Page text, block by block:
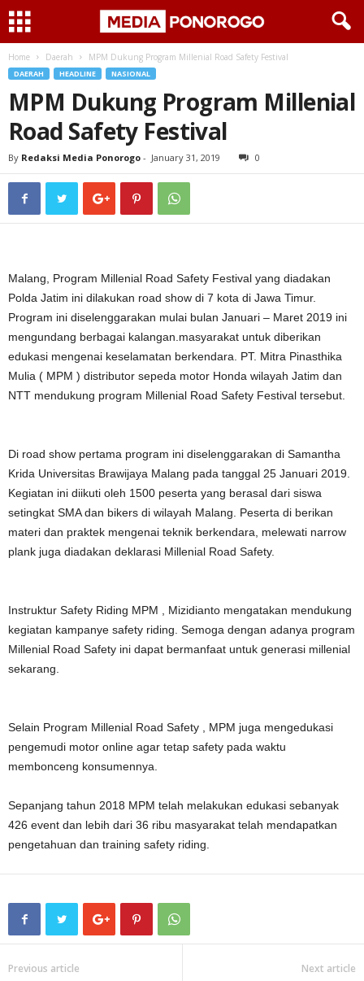
Home Daerah MPM Dukung Program Millenial Road Safety Festival
DAERAH HEADLINE NASIONAL
MPM Dukung Program Millenial
Road Safety Festival
By Redaksi Media Ponorogo - January 31, 2019 0
Malang, Program Millenial Road Safety Festival yang diadakan
Polda Jatim ini dilakukan road show di 7 kota di Jawa Timur.
Program ini diselenggarakan mulai bulan Januari – Maret 2019 ini
mengundang berbagai kalangan.masyarakat untuk diberikan
edukasi mengenai keselamatan berkendara. PT. Mitra Pinasthika
Mulia ( MPM ) distributor sepeda motor Honda wilayah Jatim dan
NTT mendukung program Millenial Road Safety Festival tersebut.
Di road show pertama program ini diselenggarakan di Samantha
Krida Universitas Brawijaya Malang pada tanggal 25 Januari 2019.
Kegiatan ini diikuti oleh 1500 peserta yang berasal dari siswa
setingkat SMA dan bikers di wilayah Malang. Peserta di berikan
materi dan praktek mengenai teknik berkendara, melewati narrow
plank juga diadakan deklarasi Millenial Road Safety.
Instruktur Safety Riding MPM , Mizidianto mengatakan mendukung
kegiatan kampanye safety riding. Semoga dengan adanya program
Millenial Road Safety ini dapat bermanfaat untuk generasi millenial
sekarang.
Selain Program Millenial Road Safety , MPM juga mengedukasi
pengemudi motor online agar tetap safety pada waktu
membonceng konsumennya.
Sepanjang tahun 2018 MPM telah melakukan edukasi sebanyak
426 event dan lebih dari 36 ribu masyarakat telah mendapatkan
pengetahuan dan training safety riding.
Previous article Next article